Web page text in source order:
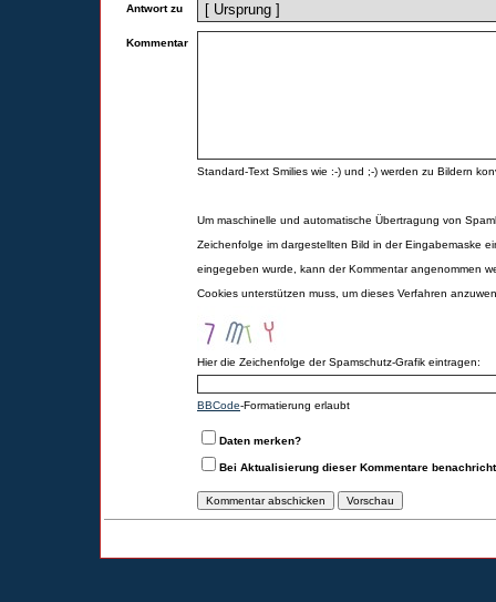
Antwort zu
Kommentar
Standard-Text Smilies wie :-) und ;-) werden zu Bildern
Um maschinelle und automatische Übertragung von
Zeichenfolge im dargestellten Bild in der Eingabemaske
eingegeben wurde, kann der Kommentar angenommen
Cookies unterstützen muss, um dieses Verfahren
Hier die Zeichenfolge der Spamschutz-Grafik eintragen:
BBCode-Formatierung erlaubt
Daten merken?
Bei Aktualisierung dieser Kommentare